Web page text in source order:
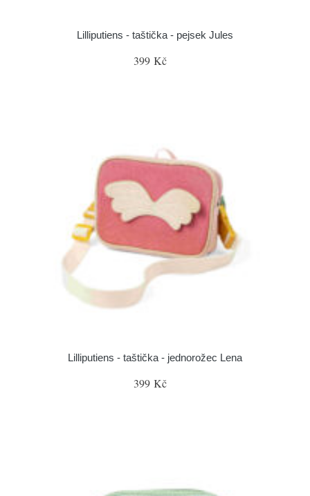
Lilliputiens - taštička - pejsek Jules
399 Kč
Lilliputiens - taštička - jednorožec Lena
399 Kč